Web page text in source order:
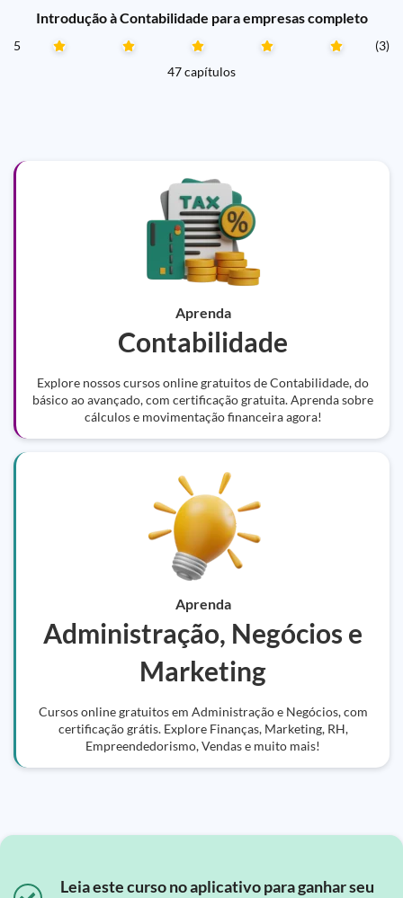
Introdução à Contabilidade para empresas completo
5
(3)
47 capítulos
Aprenda
Contabilidade
Explore nossos cursos online gratuitos de Contabilidade, do
básico ao avançado, com certificação gratuita. Aprenda sobre
cálculos e movimentação financeira agora!
Aprenda
Administração, Negócios e
Marketing
Cursos online gratuitos em Administração e Negócios, com
certificação grátis. Explore Finanças, Marketing, RH,
Empreendedorismo, Vendas e muito mais!
Leia este curso no aplicativo para ganhar seu